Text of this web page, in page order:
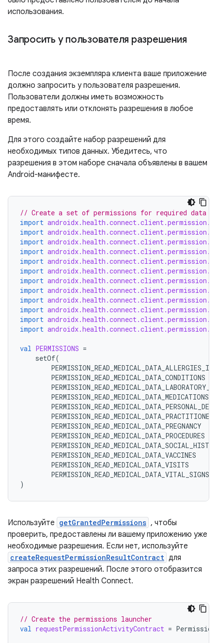
использования.
Запросить у пользователя разрешения
После создания экземпляра клиента ваше приложение
должно запросить у пользователя разрешения.
Пользователи должны иметь возможность
предоставлять или отклонять разрешения в любое
время.
Для этого создайте набор разрешений для
необходимых типов данных. Убедитесь, что
разрешения в этом наборе сначала объявлены в вашем
Android-манифесте.
// Create a set of permissions for required data
import
import
import
import
import
import
import
import
import
import
import
import
val PERMISSIONS =
setOf(
PERMISSION_READ_MEDICAL_DATA_CONDITIONS
PERMISSION_READ_MEDICAL_DATA_MEDICATIONS
PERMISSION_READ_MEDICAL_DATA_PREGNANCY
PERMISSION_READ_MEDICAL_DATA_PROCEDURES
PERMISSION_READ_MEDICAL_DATA_VACCINES
PERMISSION_READ_MEDICAL_DATA_VISITS
PERMISSION_READ_MEDICAL_DATA_VITAL_SIGNS
)
Используйте getGrantedPermissions , чтобы
проверить, предоставлены ли вашему приложению уже
необходимые разрешения. Если нет, используйте
createRequestPermissionResultContract для
запроса этих разрешений. После этого отобразится
экран разрешений Health Connect.
// Create the permissions launcher
val requestPermissionActivityContract =